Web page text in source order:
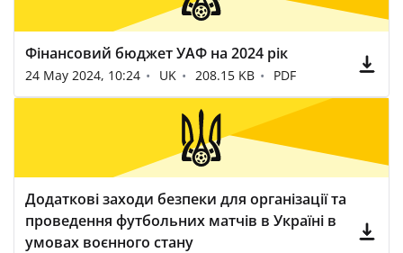
Фінансовий бюджет УАФ на 2024 рік
24 May 2024, 10:24 UK 208.15 KB PDF
Додаткові заходи безпеки для організації та
проведення футбольних матчів в Україні в
умовах воєнного стану